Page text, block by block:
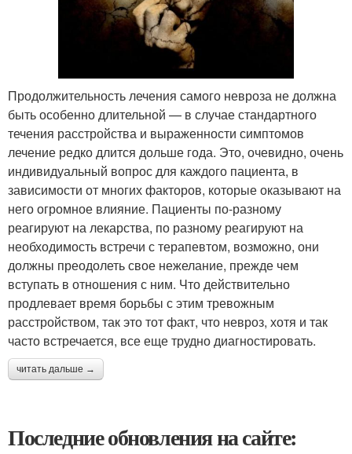
Продолжительность лечения самого невроза не должна
быть особенно длительной — в случае стандартного
течения расстройства и выраженности симптомов
лечение редко длится дольше года. Это, очевидно, очень
индивидуальный вопрос для каждого пациента, в
зависимости от многих факторов, которые оказывают на
него огромное влияние. Пациенты по-разному
реагируют на лекарства, по разному реагируют на
необходимость встречи с терапевтом, возможно, они
должны преодолеть свое нежелание, прежде чем
вступать в отношения с ним. Что действительно
продлевает время борьбы с этим тревожным
расстройством, так это тот факт, что невроз, хотя и так
часто встречается, все еще трудно диагностировать.
читать дальше →
Последние обновления на сайте: